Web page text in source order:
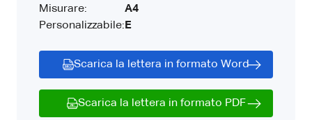
Misurare:
Personalizzabile:
A4
E
Scarica la lettera in formato Word
Scarica la lettera in formato PDF